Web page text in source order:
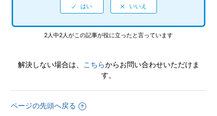
【NSwitch/龍が如く 極】パチンコやパチスロはできますか
【NSwitch/龍が如く 極】各難易度の違いは具体的に何にな
【NSwitch/龍が如く 極】途中で難易度の変更はできますか
【NSwitch/龍が如く 極】最大何人まで同時プレイ可能でし
ょうか
2人中2人がこの記事が役に立ったと言っています
解決しない場合は、 こちらからお問い合わせいただけま
す。
ページの先頭へ戻る